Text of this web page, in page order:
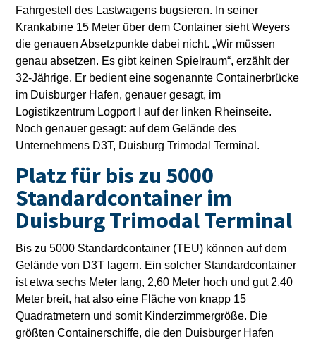
Fahrgestell des Lastwagens bugsieren. In seiner
Krankabine 15 Meter über dem Container sieht Weyers
die genauen Absetzpunkte dabei nicht. „Wir müssen
genau absetzen. Es gibt keinen Spielraum“, erzählt der
32-Jährige. Er bedient eine sogenannte Containerbrücke
im Duisburger Hafen, genauer gesagt, im
Logistikzentrum Logport I auf der linken Rheinseite.
Noch genauer gesagt: auf dem Gelände des
Unternehmens D3T, Duisburg Trimodal Terminal.
Platz für bis zu 5000
Standardcontainer im
Duisburg Trimodal Terminal
Bis zu 5000 Standardcontainer (TEU) können auf dem
Gelände von D3T lagern. Ein solcher Standardcontainer
ist etwa sechs Meter lang, 2,60 Meter hoch und gut 2,40
Meter breit, hat also eine Fläche von knapp 15
Quadratmetern und somit Kinderzimmergröße. Die
größten Containerschiffe, die den Duisburger Hafen